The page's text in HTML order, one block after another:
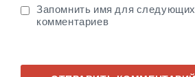
Запомнить имя для следующих
комментариев